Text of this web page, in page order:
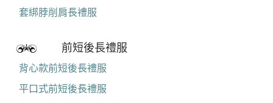
套綁脖削肩長禮服
前短後長禮服
背心款前短後長禮服
平口式前短後長禮服